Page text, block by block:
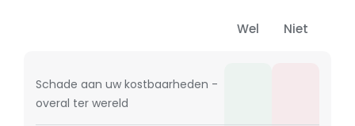
Wel Niet
Schade aan uw kostbaarheden -
overal ter wereld